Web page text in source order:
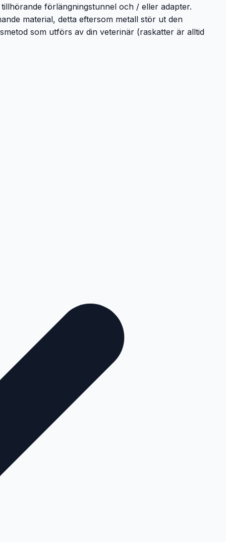
förlängningstunnel och / eller adapter.
material, detta eftersom metall stör ut den
som utförs av din veterinär (raskatter är alltid